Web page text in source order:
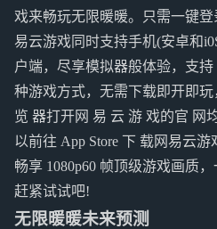
戏来畅玩无限暖暖。只需一键
易云游戏同时支持手机(安卓和
户端，尽享模拟器般体验，支
种游戏方式，无需下载即开即
览 器打开网 易 云 游 戏的官 网
以前往 App Store 下 载网易云
畅享 1080p60 帧顶级游戏画质
赶紧试试吧!
无限暖暖未来预测